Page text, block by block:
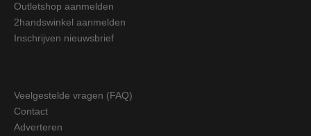
Outletshop aanmelden
2handswinkel aanmelden
Inschrijven nieuwsbrief
Veelgestelde vragen (FAQ)
Contact
Adverteren